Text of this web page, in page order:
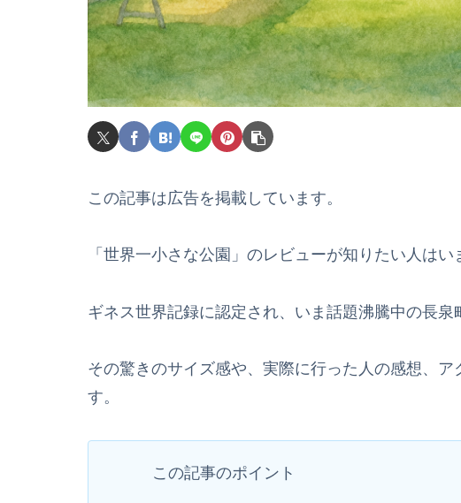
この記事は広告を掲載しています。
「世界一小さな公園」のレビューが知りたい人はい
ギネス世界記録に認定され、いま話題沸騰中の長泉
その驚きのサイズ感や、実際に行った人の感想、
す。
この記事のポイント